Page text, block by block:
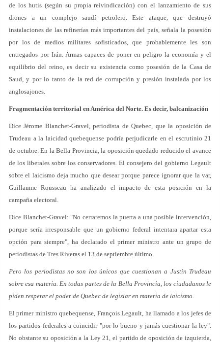
de los hutis (según su propia reivindicación) con el lanzamiento de sus
drones a un complejo saudí petrolero. Este ataque, que destruyó
instalaciones de las refinerías más importantes del país, señala la posesión
por los de medios militares sofisticados, que probablemente les son
entregados por Irán. Armas capaces de poner en peligro la economía y el
equilibrio del reino, es decir su existencia como posesión de la Casa de
Saud, y por lo tanto de la red de corrupción y presión instalada por los
anglosajones.
Fragmentación territorial en América del Norte. Es decir, balcanización
Dice Jérome Blanchet-Gravel, periodista de Quebec, que la oposición de
Trudeau a la laicidad quebequense podría perjudicarle en el escrutinio 21
de octubre. En la Bella Provincia, la oposición quedado reducido el avance
de los liberales sobre los conservadores. El consejero del gobierno Legault
sobre el laicismo deja mucho que desear porque parece ignorar que la var,
Guillaume Rousseau ha analizado el impacto de esta posición en la
campaña electoral.
Dice Blanchet-Gravel: "No cerraremos la puerta a una posible intervención,
porque sería irresponsable que un gobierno federal intentara apartar esta
opción para siempre", ha declarado el primer ministro ante un grupo de
periodistas de Tres Riveras el 13 de septiembre último.
Pero los periodistas no son los únicos que cuestionan a Justin Trudeau
sobre esa materia. En todas partes de la Bella Provincia, los ciudadanos le
piden respetar el poder de Quebec de legislar en materia de laicismo.
El primer ministro quebequense, François Legault, ha llamado a los jefes de
los partidos federales a coincidir "por lo bueno y jamás cuestionar la ley".
No obstante su oposición a la Ley 21, el partido de oposición de izquierda,